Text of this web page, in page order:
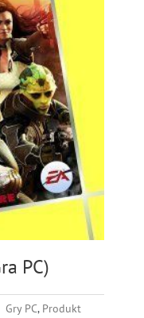
PC)
Gry PC, Produkt